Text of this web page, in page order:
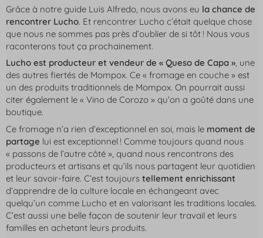
Grâce à notre guide Luis Alfredo, nous avons eu la chance de
rencontrer Lucho. Et rencontrer Lucho c’était quelque chose
que nous ne sommes pas près d’oublier de si tôt ! Nous vous
raconterons tout ça prochainement.
Lucho est producteur et vendeur de « Queso de Capa », une
des autres fiertés de Mompox. Ce « fromage en couche » est
un des produits traditionnels de Mompox. On pourrait aussi
citer également le « Vino de Corozo » qu’on a goûté dans une
boutique.
Ce fromage n’a rien d’exceptionnel en soi, mais le moment de
partage lui est exceptionnel ! Comme toujours quand nous
« passons de l’autre côté », quand nous rencontrons des
producteurs et artisans et qu’ils nous partagent leur quotidien
et leur savoir-faire. C’est toujours tellement enrichissant
d’apprendre de la culture locale en échangeant avec
quelqu’un comme Lucho et en valorisant les traditions locales.
C’est aussi une belle façon de soutenir leur travail et leurs
familles en achetant leurs produits.